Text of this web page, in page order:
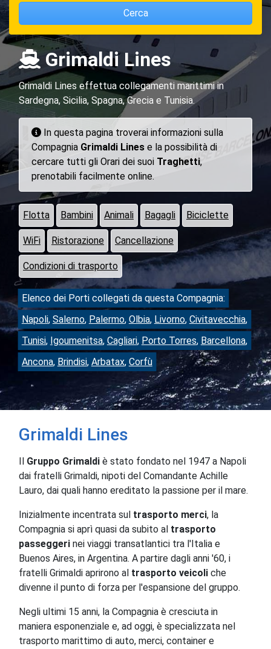
Grimaldi Lines
Grimaldi Lines effettua collegamenti marittimi in
Sardegna, Sicilia, Spagna, Grecia e Tunisia.
In questa pagina troverai informazioni sulla
Compagnia Grimaldi Lines e la possibilità di
cercare tutti gli Orari dei suoi Traghetti,
prenotabili facilmente online.
Flotta Bambini Animali Bagagli Biciclette
WiFi Ristorazione Cancellazione
Condizioni di trasporto
Elenco dei Porti collegati da questa Compagnia:
Napoli, Salerno, Palermo, Olbia, Livorno, Civitavecchia,
Tunisi, Igoumenitsa, Cagliari, Porto Torres, Barcellona,
Ancona, Brindisi, Arbatax, Corfù
Cerca
Grimaldi Lines
Gruppo Grimaldi è stato fondato nel 1947 a Napoli
dai fratelli Grimaldi, nipoti del Comandante Achille
Lauro, dai quali hanno ereditato la passione per il mare.
Inizialmente incentrata sul trasporto merci, la
Compagnia si aprì quasi da subito al trasporto
passeggeri nei viaggi transatlantici tra l'Italia e
Buenos Aires, in Argentina. A partire dagli anni '60, i
fratelli Grimaldi aprirono al trasporto veicoli che
divenne il punto di forza per l'espansione del gruppo.
Negli ultimi 15 anni, la Compagnia è cresciuta in
maniera esponenziale e, ad oggi, è specializzata nel
trasporto marittimo di auto, merci, container e